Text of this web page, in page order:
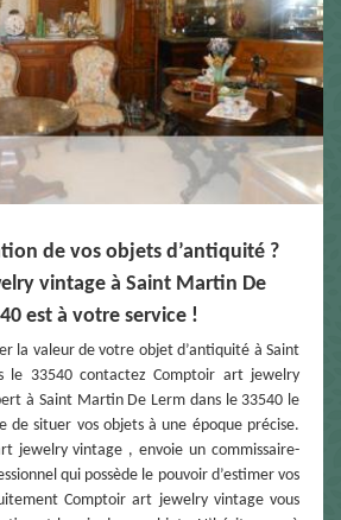
de vos objets d’antiquité ?
vintage à Saint Martin De
est à votre service !
la valeur de votre objet d’antiquité à Saint
le 33540 contactez Comptoir art jewelry
à Saint Martin De Lerm dans le 33540 le
de situer vos objets à une époque précise.
jewelry vintage , envoie un commissaire-
qui possède le pouvoir d’estimer vos
Comptoir art jewelry vintage vous